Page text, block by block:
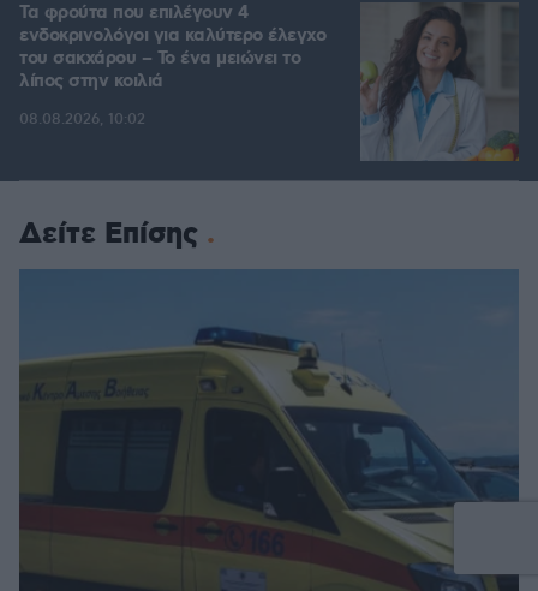
Τα φρούτα που επιλέγουν 4
ενδοκρινολόγοι για καλύτερο έλεγχο
του σακχάρου – Το ένα μειώνει το
λίπος στην κοιλιά
08.08.2026, 10:02
Δείτε Επίσης